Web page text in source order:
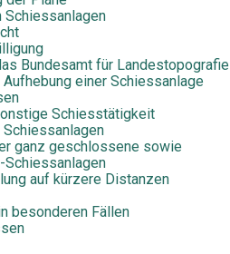
Schiessanlagen
Bundesamt für Landestopografie
Aufhebung einer Schiessanlage
Schiesstätigkeit
ganz geschlossene sowie
auf kürzere Distanzen
besonderen Fällen